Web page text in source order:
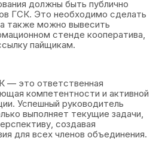
должны быть публично
ГСК. Это необходимо сделать
также можно вывесить
стенде кооператива,
пайщикам.
— это ответственная
компетентности и активной
Успешный руководитель
выполняет текущие задачи,
создавая
для всех членов объединения.